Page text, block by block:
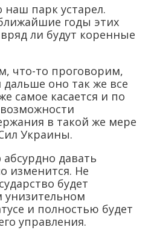
парк устарел.
годы этих
ли будут коренные
что-то проговорим,
оно так же все
самое касается и по
в такой же мере
Украины.
давать
изменится. Не
будет
унизительном
и полностью будет
управления.